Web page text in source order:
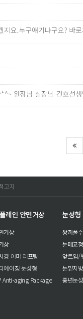
요.누구얘기냐구요?
원장님 실장님 간호선
고지
레인 안면거상
거상
상
경 이마 리프팅
에이징 눈성형
Anti-aging Package
눈성형
쌍꺼풀
눈매교
앞트임/
눈밑지
중년눈